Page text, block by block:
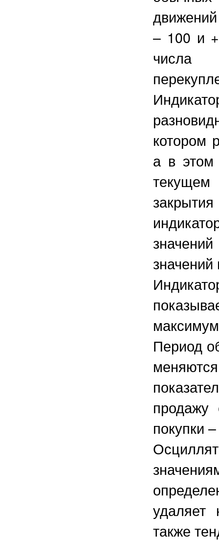
– 100 и
числа
котором
а в этом
Период
продажу
покупки
удаляет
также